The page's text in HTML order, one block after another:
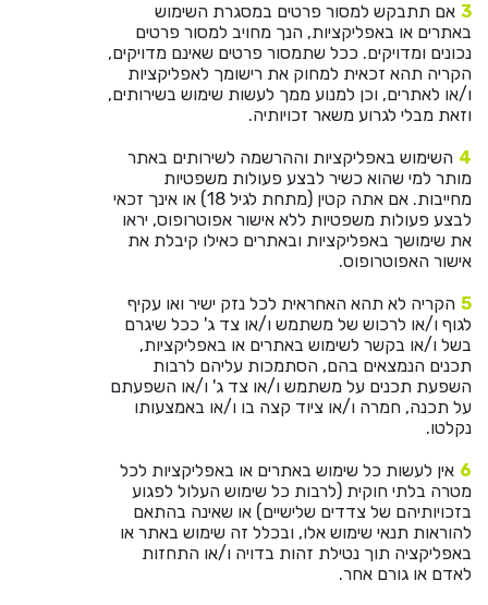
אם תתבקש למסור פרטים במסגרת השימוש
באתרים או באפליקציות, הנך מחויב למסור פרטים
נכונים ומדויקים. ככל שתמסור פרטים שאינם מדויקים,
הקריה תהא זכאית למחוק את רישומך לאפליקציות
ו/או לאתרים, וכן למנוע ממך לעשות שימוש בשירותים,
וזאת מבלי לגרוע משאר זכויותיה.
השימוש באפליקציות וההרשמה לשירותים באתר
מותר למי שהוא כשיר לבצע פעולות משפטיות
מחייבות. אם אתה קטין (מתחת לגיל 18) או אינך זכאי
לבצע פעולות משפטיות ללא אישור אפוטרופוס, יראו
את שימושך באפליקציות ובאתרים כאילו קיבלת את
אישור האפוטרופוס.
הקריה לא תהא האחראית לכל נזק ישיר ואו עקיף
לגוף ו/או לרכוש של משתמש ו/או צד ג' ככל שיגרם
בשל ו/או בקשר לשימוש באתרים או באפליקציות,
תכנים הנמצאים בהם, הסתמכות עליהם לרבות
השפעת תכנים על משתמש ו/או צד ג' ו/או השפעתם
על תכנה, חמרה ו/או ציוד קצה בו ו/או באמצעותו
נקלטו.
אין לעשות כל שימוש באתרים או באפליקציות לכל
מטרה בלתי חוקית (לרבות כל שימוש העלול לפגוע
בזכויותיהם של צדדים שלישיים) או שאינה בהתאם
להוראות תנאי שימוש אלו, ובכלל זה שימוש באתר או
באפליקציה תוך נטילת זהות בדויה ו/או התחזות
לאדם או גורם אחר.